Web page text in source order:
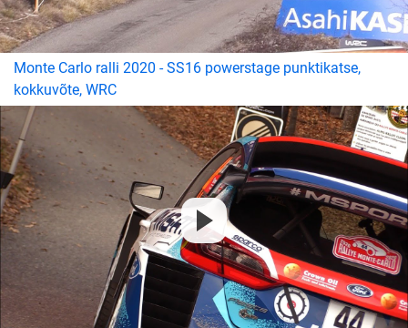
Monte Carlo ralli 2020 - SS16 powerstage punktikatse,
kokkuvõte, WRC